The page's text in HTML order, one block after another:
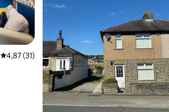
Priemerné ohodnotenie 4,87 z 5, počet
4,87 (31)